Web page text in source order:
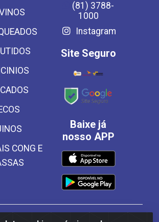
CONG E
(81) 3788-
1000
Instagram
Site Seguro
Baixe já
nosso APP
e Importadora de Alimentos